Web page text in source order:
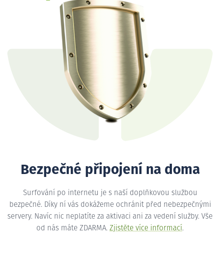
Bezpečné připojení na doma
Surfování po internetu je s naší doplňkovou službou
bezpečné. Díky ní vás dokážeme ochránit před nebezpečnými
servery. Navíc nic neplatíte za aktivaci ani za vedení služby. Vše
od nás máte ZDARMA. Zjistěte více informací.